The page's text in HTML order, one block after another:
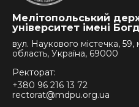
Мелітопольський
університет імені
вул. Наукового містечка,
область, Україна, 69000
Ректорат:
+380 96 216 13 72
rectorat@mdpu.org.ua